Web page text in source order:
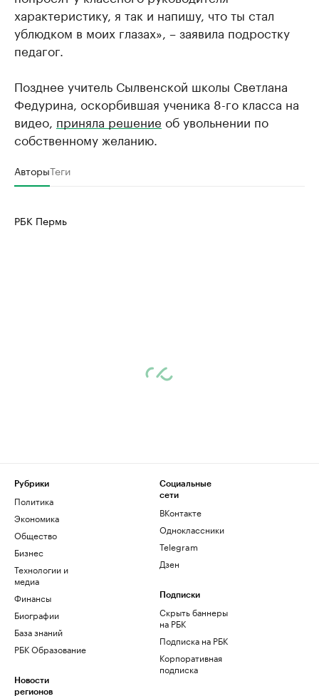
характеристику, я так и напишу, что ты стал
ублюдком в моих глазах», – заявила подростку
педагог.
Позднее учитель Сылвенской школы Светлана
Федурина, оскорбившая ученика 8-го класса на
видео, приняла решение об увольнении по
собственному желанию.
АвторыТеги
РБК Пермь
Рубрики
Политика
Экономика
Общество
Бизнес
Технологии и
медиа
Финансы
Биографии
База знаний
РБК Образование
Новости
регионов
Социальные
сети
ВКонтакте
Одноклассники
Telegram
Дзен
Подписки
Скрыть баннеры
на РБК
Подписка на РБК
Корпоративная
подписка